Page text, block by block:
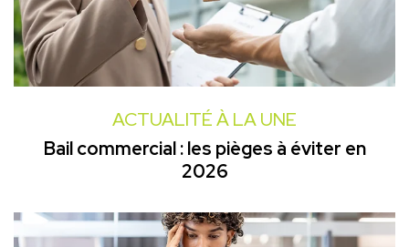
ACTUALITÉ À LA UNE
Bail commercial : les pièges à éviter en
2026